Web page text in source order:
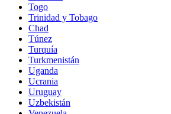
Togo
Trinidad y Tobago
Chad
Túnez
Turquía
Turkmenistán
Uganda
Ucrania
Uruguay
Uzbekistán